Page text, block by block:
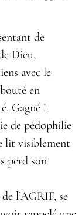
de
Dieu,
avec le
en
Gagné !
de pédophilie
lit visiblement
perd son
l’AGRIF, se